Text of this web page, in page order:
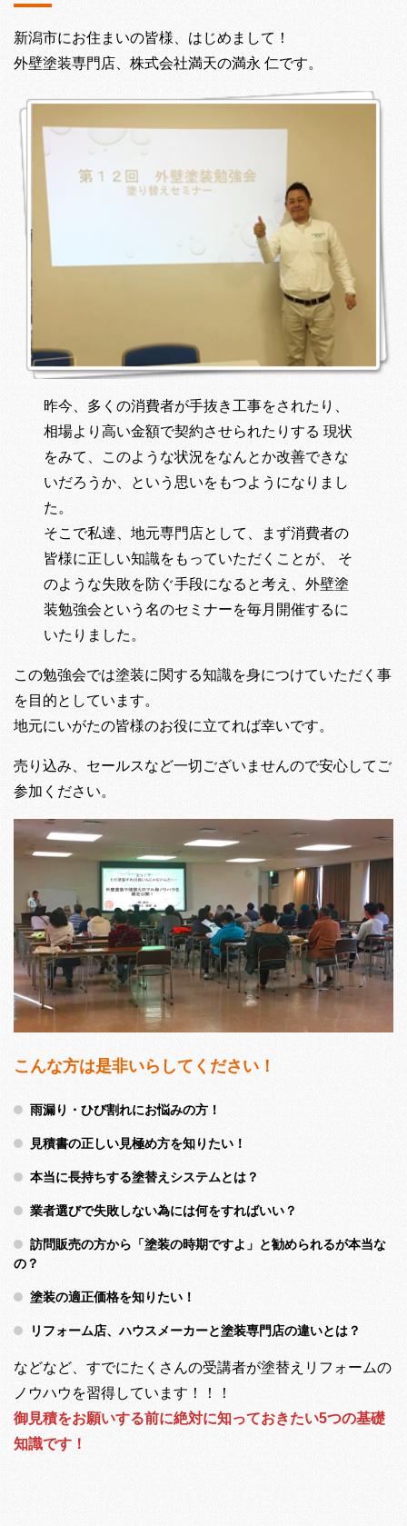
新潟市にお住まいの皆様、はじめまして！
外壁塗装専門店、株式会社満天の満永 仁です。
昨今、多くの消費者が手抜き工事をされたり、
相場より高い金額で契約させられたりする 現状
をみて、このような状況をなんとか改善できな
いだろうか、という思いをもつようになりまし
た。
そこで私達、地元専門店として、まず消費者の
皆様に正しい知識をもっていただくことが、 そ
のような失敗を防ぐ手段になると考え、外壁塗
装勉強会という名のセミナーを毎月開催するに
いたりました。
この勉強会では塗装に関する知識を身につけていただく事
を目的としています。
地元にいがたの皆様のお役に立てれば幸いです。
売り込み、セールスなど一切ございませんので安心してご
参加ください。
こんな方は是非いらしてください！
雨漏り・ひび割れにお悩みの方！
見積書の正しい見極め方を知りたい！
本当に長持ちする塗替えシステムとは？
業者選びで失敗しない為には何をすればいい？
訪問販売の方から「塗装の時期ですよ」と勧められるが本当な
の？
塗装の適正価格を知りたい！
リフォーム店、ハウスメーカーと塗装専門店の違いとは？
などなど、すでにたくさんの受講者が塗替えリフォームの
ノウハウを習得しています！！！
御見積をお願いする前に絶対に知っておきたい5つの基礎
知識です！